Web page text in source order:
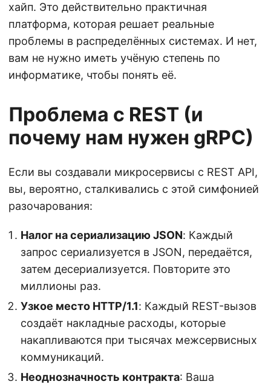
хайп. Это действительно практичная
платформа, которая решает реальные
проблемы в распределённых системах. И нет,
вам не нужно иметь учёную степень по
информатике, чтобы понять её.
Проблема с REST (и
почему нам нужен gRPC)
Если вы создавали микросервисы с REST API,
вы, вероятно, сталкивались с этой симфонией
разочарования:
Налог на сериализацию JSON: Каждый
запрос сериализуется в JSON, передаётся,
затем десериализуется. Повторите это
миллионы раз.
Узкое место HTTP/1.1: Каждый REST-вызов
создаёт накладные расходы, которые
накапливаются при тысячах межсервисных
коммуникаций.
Неоднозначность контракта: Ваша